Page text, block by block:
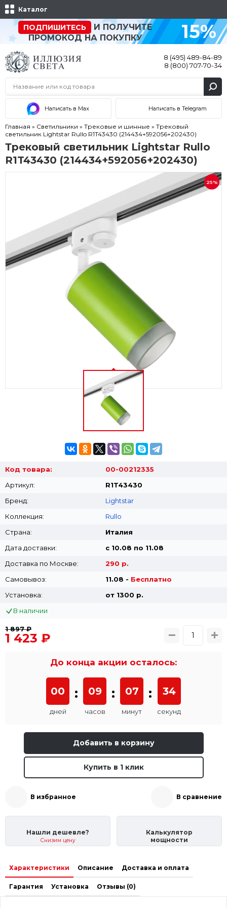
Каталог
ПОДПИШИТЕСЬ
И ПОЛУЧИТЕ
ПРОМОКОД НА ПОКУПКУ
15%
8 (495) 489-84-89
8 (800) 707-70-34
Написать в Max Написать в Telegram
Главная » Светильники » Трековые и шинные » Трековый
светильник Lightstar Rullo R1T43430 (214434+592056+202430)
Трековый светильник Lightstar Rullo
R1T43430 (214434+592056+202430)
25%
Код товара:
00-00212335
Артикул:
R1T43430
Бренд:
Lightstar
Коллекция:
Rullo
Страна:
Италия
Дата доставки:
с 10.08 по 11.08
Доставка по Москве:
290 р.
Самовывоз:
11.08 - Бесплатно
Установка:
от 1300 p.
В наличии
1 897 ₽
1 423 ₽
До конца акции осталось:
00
дней
: 09
часов
: 07
минут
: 34
секунд
Добавить в корзину
Купить в 1 клик
В избранное В сравнение
Нашли дешевле?
Снизим цену
Калькулятор
мощности
Характеристики Описание Доставка и оплата
Гарантия Установка Отзывы (0)